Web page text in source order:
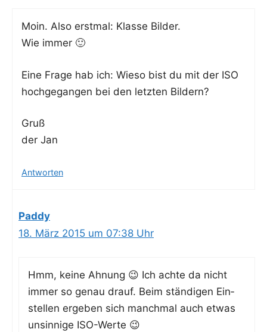
Moin. Also erst­mal: Klas­se Bil­der.
Wie immer 🙂
Eine Fra­ge hab ich: Wie­so bist du mit der ISO
hoch­ge­gan­gen bei den letz­ten Bildern?
Gruß
der Jan
Antworten
Paddy
18. März 2015 um 07:38 Uhr
Hmm, kei­ne Ahnung 😉 Ich ach­te da nicht
immer so genau drauf. Beim stän­di­gen Ein­
stel­len erge­ben sich manch­mal auch etwas
unsin­ni­ge ISO-Werte 😉